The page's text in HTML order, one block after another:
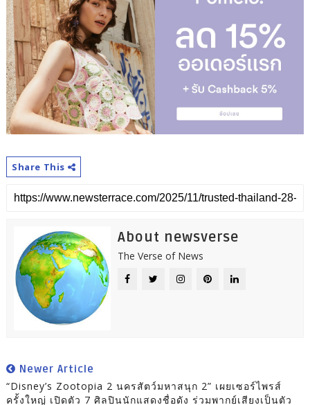
Share This
About newsverse
The Verse of News
Newer Article
“Disney’s Zootopia 2 นครสัตว์มหาสนุก 2” เผยเซอร์ไพรส์
ครั้งใหญ่ เปิดตัว 7 ศิลปินนักแสดงชื่อดัง ร่วมพากย์เสียงเป็นตัว